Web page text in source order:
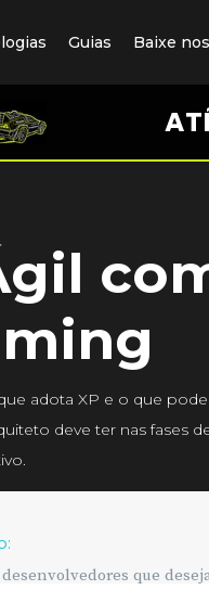
Guias Baixe
adota XP e o que
deve ter nas fases
que